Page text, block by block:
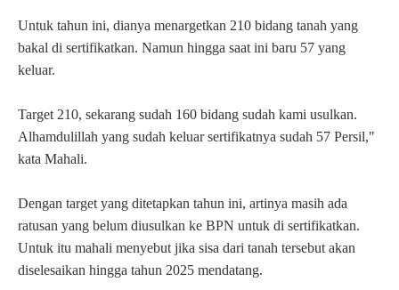
Untuk tahun ini, dianya menargetkan 210 bidang tanah yang
bakal di sertifikatkan. Namun hingga saat ini baru 57 yang
keluar.
Target 210, sekarang sudah 160 bidang sudah kami usulkan.
Alhamdulillah yang sudah keluar sertifikatnya sudah 57 Persil,"
kata Mahali.
Dengan target yang ditetapkan tahun ini, artinya masih ada
ratusan yang belum diusulkan ke BPN untuk di sertifikatkan.
Untuk itu mahali menyebut jika sisa dari tanah tersebut akan
diselesaikan hingga tahun 2025 mendatang.